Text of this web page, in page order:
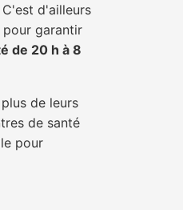
d'ailleurs
garantir
de 20 h à 8
de leurs
de santé
pour